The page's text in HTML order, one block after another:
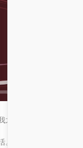
之所以感到陶醉，是因
。从个人日程安排到团